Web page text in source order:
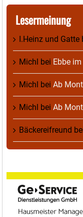
Lesermeinung
I.Heinz und Gatte
Michl bei Ebbe
Michl bei Ab
Michl bei Ab
Bäckereifreund